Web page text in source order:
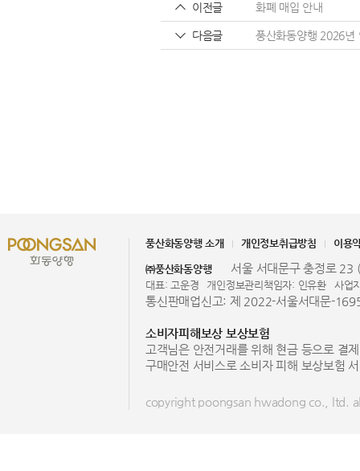
이전글 화폐 매입 안내
다음글 풍산화동양행 2026년
풍산화동양행 소개 개인정보취급방침 이용
㈜풍산화동양행 서울 서대문구 충정로 23
대표: 고운경 개인정보관리책임자: 인유환 사업
통신판매업신고: 제 2022-서울서대문-
소비자피해보상 보상보험
고객님은 안전거래를 위해 현금 등으로 결
구매안전 서비스로 소비자 피해 보상보험
copyright poongsan hwadong co., ltd.